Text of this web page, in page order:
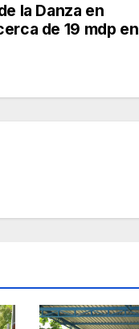
la Danza en
de 19 mdp en